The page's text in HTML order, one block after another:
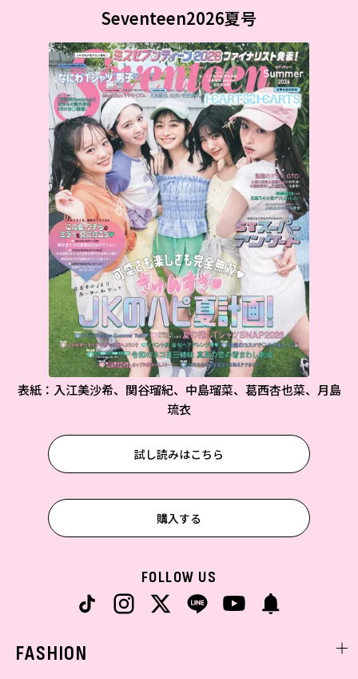
Seventeen2026夏号
表紙：入江美沙希、関谷瑠紀、中島瑠菜、葛西杏也菜、月島
琉衣
試し読みはこちら
購入する
FOLLOW US
FASHION